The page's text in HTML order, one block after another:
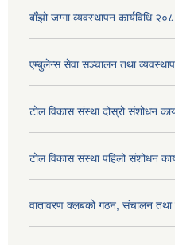
बाँझो जग्गा व्यवस्थापन कार्यविधि
एम्बुलेन्स सेवा सञ्चालन तथा
टोल विकास संस्था दोस्रो संशोधन
टोल विकास संस्था पहिलो संशोधन
वातावरण क्लबको गठन, संचालन तथा